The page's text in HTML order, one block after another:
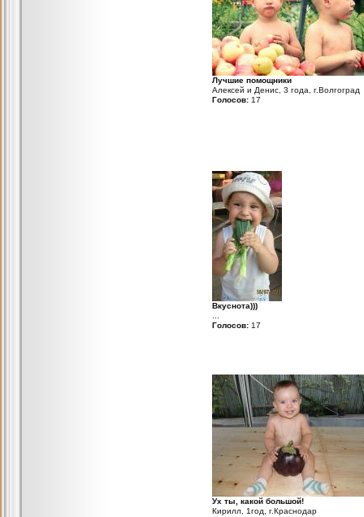
Лучшие помощники
Алексей и Денис, 3 года, г.Волгоград
Голосов: 17
Вкуснота)))
Голосов: 17
Ух ты, какой большой!
Кирилл, 1год, г.Краснодар